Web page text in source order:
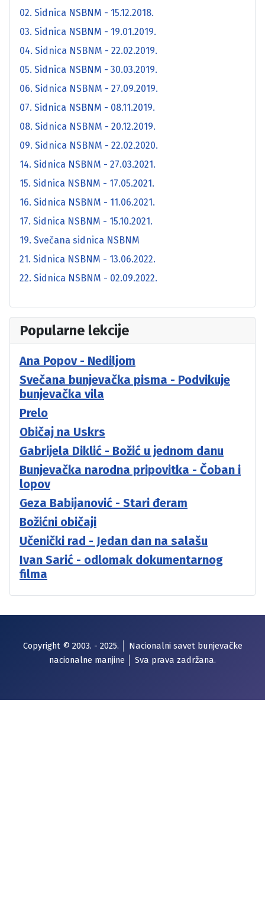
02. Sidnica NSBNM - 15.12.2018.
03. Sidnica NSBNM - 19.01.2019.
04. Sidnica NSBNM - 22.02.2019.
05. Sidnica NSBNM - 30.03.2019.
06. Sidnica NSBNM - 27.09.2019.
07. Sidnica NSBNM - 08.11.2019.
08. Sidnica NSBNM - 20.12.2019.
09. Sidnica NSBNM - 22.02.2020.
14. Sidnica NSBNM - 27.03.2021.
15. Sidnica NSBNM - 17.05.2021.
16. Sidnica NSBNM - 11.06.2021.
17. Sidnica NSBNM - 15.10.2021.
19. Svečana sidnica NSBNM
21. Sidnica NSBNM - 13.06.2022.
22. Sidnica NSBNM - 02.09.2022.
Popularne lekcije
Ana Popov - Nediljom
Svečana bunjevačka pisma - Podvikuje
bunjevačka vila
Prelo
Običaj na Uskrs
Gabrijela Diklić - Božić u jednom danu
Bunjevačka narodna pripovitka - Čoban i
lopov
Geza Babijanović - Stari đeram
Božićni običaji
Učenički rad - Jedan dan na salašu
Ivan Sarić - odlomak dokumentarnog
filma
Copyright © 2003. - 2025. │ Nacionalni savet bunjevačke
nacionalne manjine │ Sva prava zadržana.